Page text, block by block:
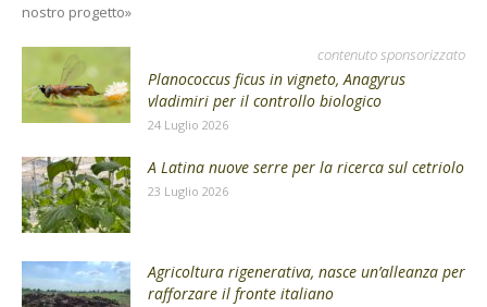
nostro progetto»
contenuto sponsorizzato
Planococcus ficus in vigneto, Anagyrus
vladimiri per il controllo biologico
24 Luglio 2026
A Latina nuove serre per la ricerca sul cetriolo
23 Luglio 2026
Agricoltura rigenerativa, nasce un’alleanza per
rafforzare il fronte italiano